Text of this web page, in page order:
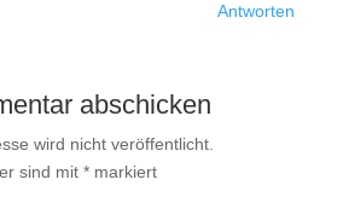
Antworten
abschicken
wird nicht veröffentlicht.
sind mit *markiert